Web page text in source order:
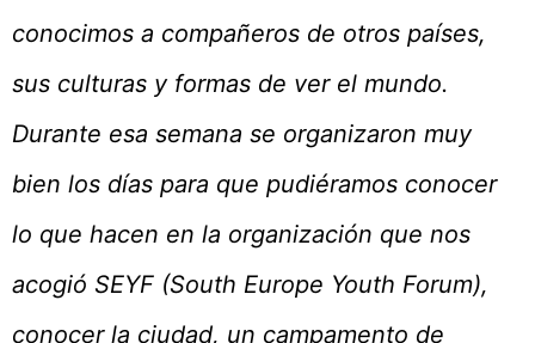
conocimos a compañeros de otros países,
sus culturas y formas de ver el mundo.
Durante esa semana se organizaron muy
bien los días para que pudiéramos conocer
lo que hacen en la organización que nos
acogió SEYF (South Europe Youth Forum),
conocer la ciudad, un campamento de